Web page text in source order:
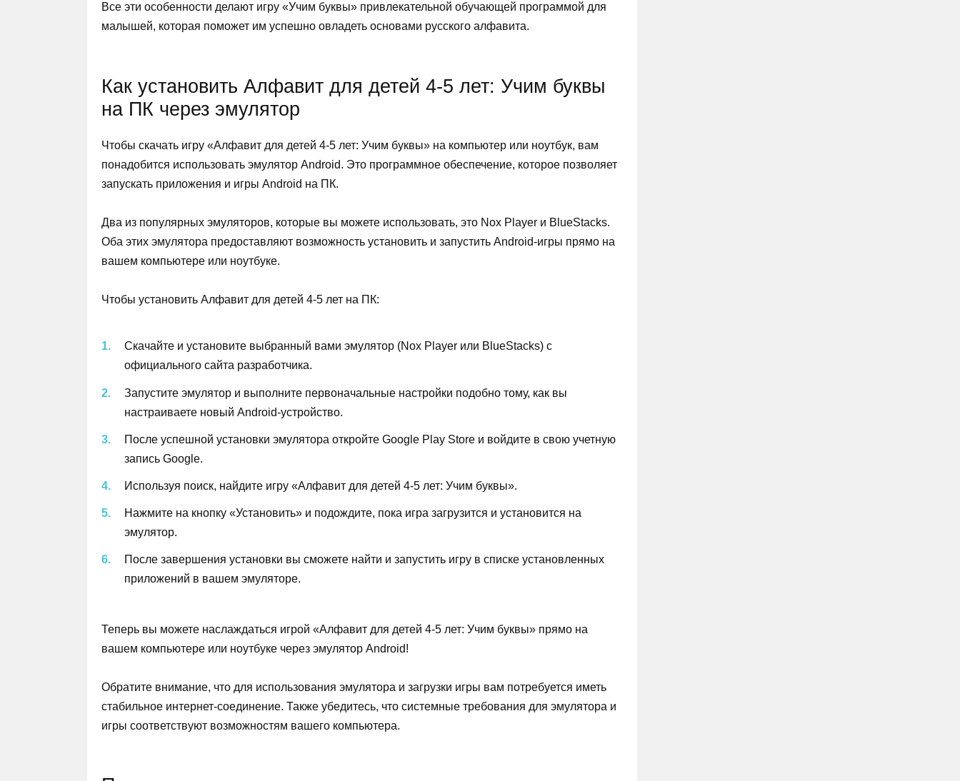
Все эти особенности делают игру «Учим буквы» привлекательной обучающей программой для
малышей, которая поможет им успешно овладеть основами русского алфавита.
Как установить Алфавит для детей 4-5 лет: Учим буквы
на ПК через эмулятор
Чтобы скачать игру «Алфавит для детей 4-5 лет: Учим буквы» на компьютер или ноутбук, вам
понадобится использовать эмулятор Android. Это программное обеспечение, которое позволяет
запускать приложения и игры Android на ПК.
Два из популярных эмуляторов, которые вы можете использовать, это Nox Player и BlueStacks.
Оба этих эмулятора предоставляют возможность установить и запустить Android-игры прямо на
вашем компьютере или ноутбуке.
Чтобы установить Алфавит для детей 4-5 лет на ПК:
Скачайте и установите выбранный вами эмулятор (Nox Player или BlueStacks) с
официального сайта разработчика.
Запустите эмулятор и выполните первоначальные настройки подобно тому, как вы
настраиваете новый Android-устройство.
После успешной установки эмулятора откройте Google Play Store и войдите в свою учетную
запись Google.
Используя поиск, найдите игру «Алфавит для детей 4-5 лет: Учим буквы».
Нажмите на кнопку «Установить» и подождите, пока игра загрузится и установится на
эмулятор.
После завершения установки вы сможете найти и запустить игру в списке установленных
приложений в вашем эмуляторе.
Теперь вы можете наслаждаться игрой «Алфавит для детей 4-5 лет: Учим буквы» прямо на
вашем компьютере или ноутбуке через эмулятор Android!
Обратите внимание, что для использования эмулятора и загрузки игры вам потребуется иметь
стабильное интернет-соединение. Также убедитесь, что системные требования для эмулятора и
игры соответствуют возможностям вашего компьютера.